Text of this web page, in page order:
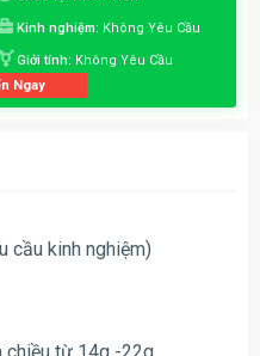
Kinh nghiệm: Không Yêu Cầu
Giới tính: Không Yêu Cầu
Ngay
cầu kinh nghiệm)